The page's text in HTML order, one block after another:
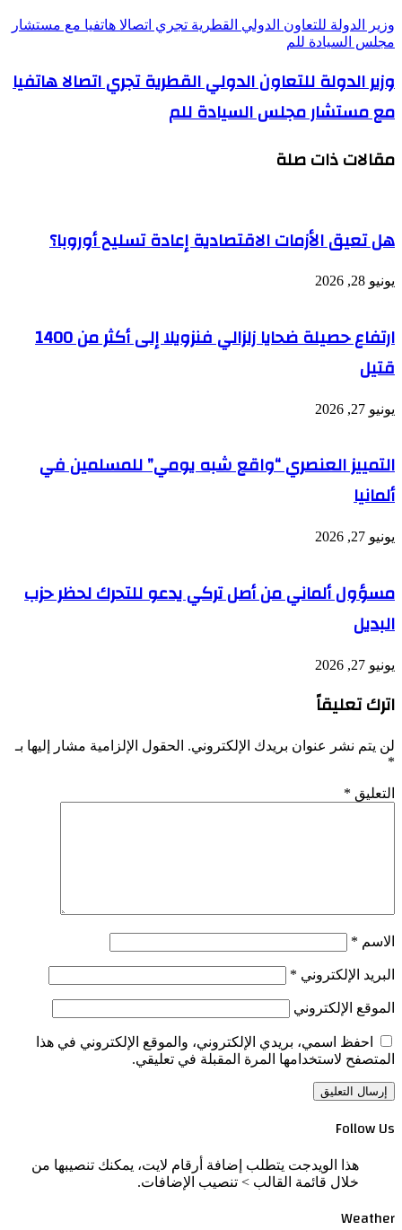
وزير الدولة للتعاون الدولي القطرية تجري اتصالا هاتفيا مع مستشار
مجلس السيادة للم
وزير الدولة للتعاون الدولي القطرية تجري اتصالا هاتفيا
مع مستشار مجلس السيادة للم
مقالات ذات صلة
هل تعيق الأزمات الاقتصادية إعادة تسليح أوروبا؟
يونيو 28, 2026
ارتفاع حصيلة ضحايا زلزالي فنزويلا إلى أكثر من 1400
قتيل
يونيو 27, 2026
التمييز العنصري “واقع شبه يومي” للمسلمين في
ألمانيا
يونيو 27, 2026
مسؤول ألماني من أصل تركي يدعو للتحرك لحظر حزب
البديل
يونيو 27, 2026
اترك تعليقاً
لن يتم نشر عنوان بريدك الإلكتروني. الحقول الإلزامية مشار إليها بـ
*
التعليق *
الاسم *
البريد الإلكتروني *
الموقع الإلكتروني
احفظ اسمي، بريدي الإلكتروني، والموقع الإلكتروني في هذا
المتصفح لاستخدامها المرة المقبلة في تعليقي.
Follow Us
هذا الويدجت يتطلب إضافة أرقام لايت، يمكنك تنصيبها من
خلال قائمة القالب > تنصيب الإضافات.
Weather